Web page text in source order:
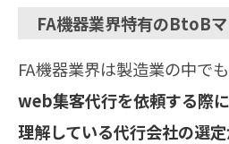
FA機器業界特有のBtoB
FA機器業界は製造業の中で
web集客代行を依頼する際
理解している代行会社の選